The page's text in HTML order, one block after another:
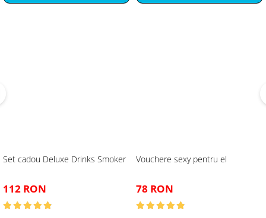
Set cadou Deluxe Drinks Smoker
112 RON
Vouchere sexy pentru el
78 RON